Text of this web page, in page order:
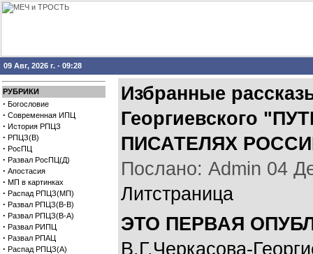
09 Авг, 2026 г. - 09:28
РУБРИКИ
· Богословие
· Современная ИПЦ
· История РПЦЗ
· РПЦЗ(В)
· РосПЦ
· Развал РосПЦ(Д)
· Апостасия
· МП в картинках
· Распад РПЦЗ(МП)
· Развал РПЦЗ(В-В)
· Развал РПЦЗ(В-А)
· Развал РИПЦ
· Развал РПАЦ
· Распад РПЦЗ(А)
Избранные
Георгиевского
ПИСАТЕЛЯХ
Послано: Admin 04
Литстраница
ЭТО ПЕРВАЯ
В.Г.Черкасова-